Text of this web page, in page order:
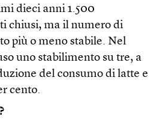
dieci anni 1.500
chiusi, ma il numero di
più o meno stabile. Nel
uno stabilimento su tre, a
del consumo di latte e
cento.